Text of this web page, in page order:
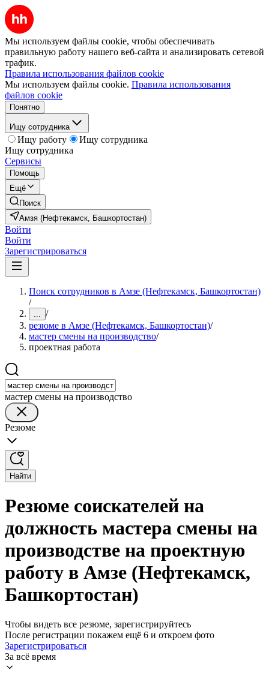
Мы используем файлы cookie, чтобы обеспечивать
правильную работу нашего веб-сайта и анализировать сетевой
трафик.
Правила использования файлов cookie
Мы используем файлы cookie. Правила использования
файлов cookie
Понятно
Ищу сотрудника
Ищу работу
Ищу сотрудника
Ищу сотрудника
Сервисы
Помощь
Ещё
Поиск
Амзя (Нефтекамск, Башкортостан)
Войти
Войти
Зарегистрироваться
Поиск сотрудников в Амзе (Нефтекамск, Башкортостан)
/
... /
резюме в Амзе (Нефтекамск, Башкортостан)/
мастер смены на производство/
проектная работа
мастер смены на производство
Резюме
Найти
Резюме соискателей на
должность мастера смены на
производстве на проектную
работу в Амзе (Нефтекамск,
Башкортостан)
Чтобы видеть все резюме, зарегистрируйтесь
После регистрации покажем ещё 6 и откроем фото
Зарегистрироваться
За всё время